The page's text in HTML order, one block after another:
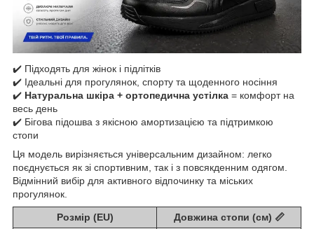
✔️ Підходять для жінок і підлітків
✔️ Ідеальні для прогулянок, спорту та щоденного носіння
✔️ Натуральна шкіра + ортопедична устілка = комфорт на
весь день
✔️ Бігова підошва з якісною амортизацією та підтримкою
стопи
Ця модель вирізняється універсальним дизайном: легко
поєднується як зі спортивним, так і з повсякденним одягом.
Відмінний вибір для активного відпочинку та міських
прогулянок.
Розмір (EU)
Довжина стопи (см) 📏